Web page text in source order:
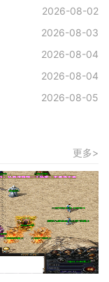
2026-08-02
2026-08-03
2026-08-04
2026-08-04
2026-08-05
更多>